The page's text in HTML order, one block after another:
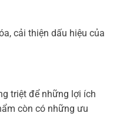
cải thiện dấu hiệu của
triệt để những lợi ích
còn có những ưu